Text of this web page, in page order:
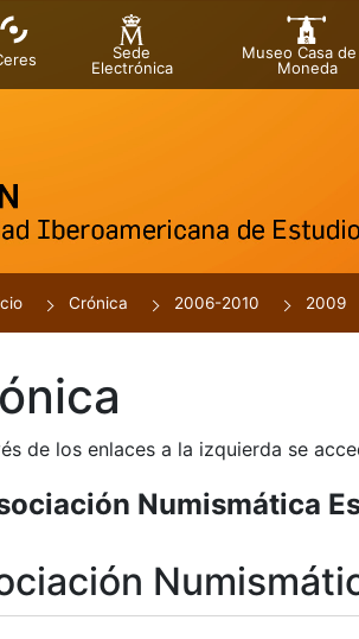
Sede
Electrónica
Museo Casa
Moneda
Amaga
Amaga
Amaga
Crónica 2006-2010 2009
de los enlaces a la izquierda se
Numismática